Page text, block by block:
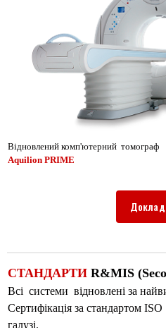
Відновлений комп'ютерний томограф
Aquilion PRIME
СТАНДАРТИ R&MIS
Всі системи відновлені за
Сертифікація за стандартом
галузі.